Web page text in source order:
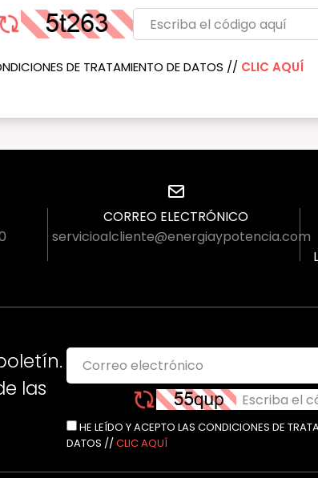
DE TRATAMIENTO DE DATOS // CLIC AQUÍ
CORREO ELECTRÓNICO
servicioalcliente@energiaypotencia.com
las
HE LEÍDO Y ACEPTO LAS CONDICIONES DE
DATOS // CLIC AQUÍ